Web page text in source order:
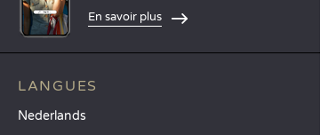
En savoir plus
LANGUES
Nederlands